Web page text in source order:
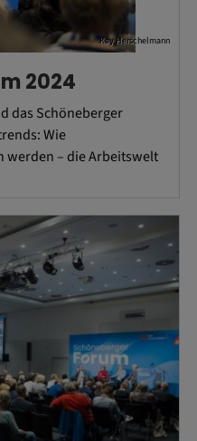
Kay Herschelmann
2024
das Schöneberger
Wie
werden – die Arbeitswelt